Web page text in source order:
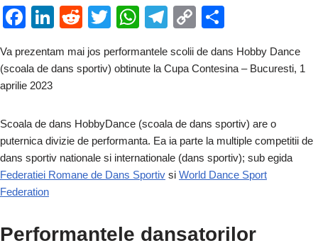
F
c
e
o
o
k
Li
k
n
R
d
T
tt
W
at
p
p
T
e
m
C
p
n
k
ta
z
ă
Va prezentam mai jos performantele scolii de dans Hobby Dance
(scoala de dans sportiv) obtinute la Cupa Contesina – Bucuresti, 1
aprilie 2023
Scoala de dans HobbyDance (scoala de dans sportiv) are o
puternica divizie de performanta. Ea ia parte la multiple competitii de
dans sportiv nationale si internationale (dans sportiv); sub egida
Federatiei Romane de Dans Sportiv si World Dance Sport
Federation
Performantele dansatorilor